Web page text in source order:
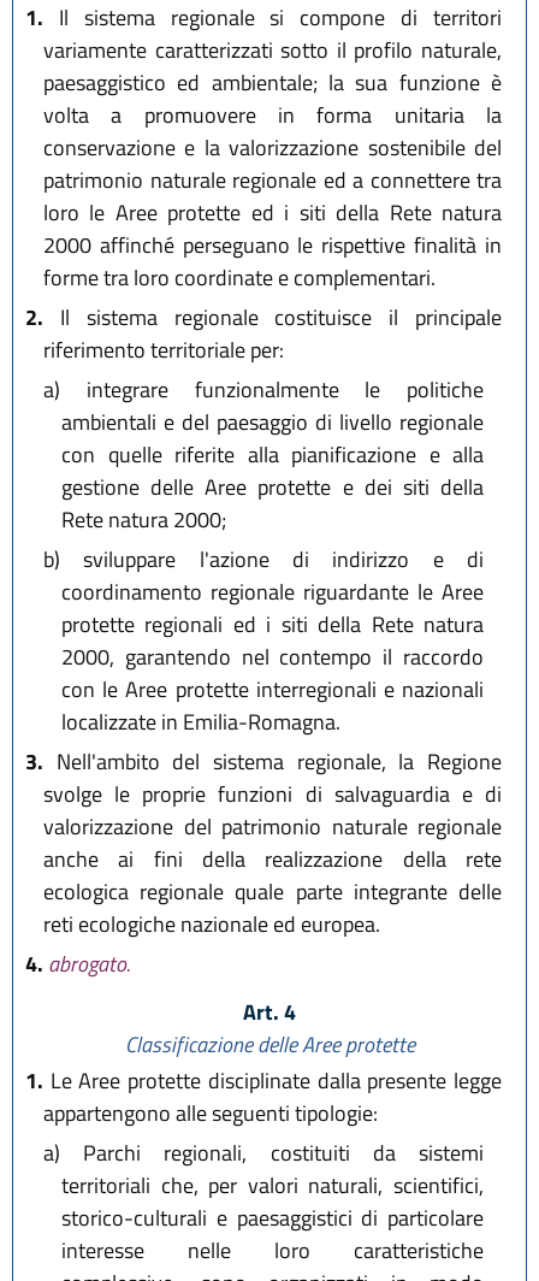
1. Il sistema regionale si compone di territori
variamente caratterizzati sotto il profilo naturale,
paesaggistico ed ambientale; la sua funzione è
volta a promuovere in forma unitaria la
conservazione e la valorizzazione sostenibile del
patrimonio naturale regionale ed a connettere tra
loro le Aree protette ed i siti della Rete natura
2000 affinché perseguano le rispettive finalità in
forme tra loro coordinate e complementari.
2. Il sistema regionale costituisce il principale
riferimento territoriale per:
a) integrare funzionalmente le politiche
ambientali e del paesaggio di livello regionale
con quelle riferite alla pianificazione e alla
gestione delle Aree protette e dei siti della
Rete natura 2000;
b) sviluppare l'azione di indirizzo e di
coordinamento regionale riguardante le Aree
protette regionali ed i siti della Rete natura
2000, garantendo nel contempo il raccordo
con le Aree protette interregionali e nazionali
localizzate in Emilia-Romagna.
3. Nell'ambito del sistema regionale, la Regione
svolge le proprie funzioni di salvaguardia e di
valorizzazione del patrimonio naturale regionale
anche ai fini della realizzazione della rete
ecologica regionale quale parte integrante delle
reti ecologiche nazionale ed europea.
4. abrogato.
Art. 4
Classificazione delle Aree protette
1. Le Aree protette disciplinate dalla presente legge
appartengono alle seguenti tipologie:
a) Parchi regionali, costituiti da sistemi
territoriali che, per valori naturali, scientifici,
storico-culturali e paesaggistici di particolare
interesse nelle loro caratteristiche